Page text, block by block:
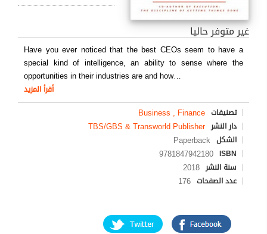
غير متوفر حاليا
Have you ever noticed that the best CEOs seem to have a
special kind of intelligence, an ability to sense where the
opportunities in their industries are and how…
أقرأ المزيد
تصنيفات Business , Finance
دار النشر TBS/GBS & Transworld Publisher
الشكل Paperback
ISBN
9781847942180
سنة النشر 2018
عدد الصفحات 176